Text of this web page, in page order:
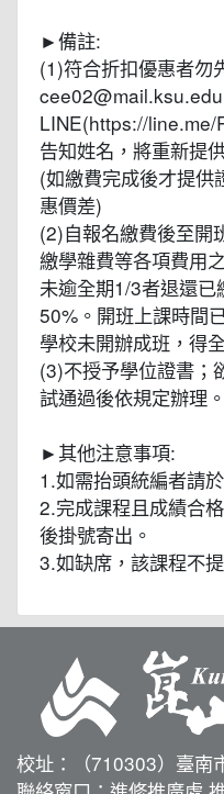
►備註:
(1)符合折扣優惠者勿
LINE(https://
告知姓名，將重新提
(如繳費完成後才提供
惠價差)
(2)自報名繳費後至開
繳學雜費等各項費用
未逾全期1/3者退還已
50%。開班上課時間
學校未開辦成班，得
(3)不授予學位證書；
試通過後依規定辦理。
►其他注意事項:
1.如需抬頭統編者請
2.完成課程且成績合
後掛號寄出。
3.如缺席，該課程不
校址：（710303）臺南